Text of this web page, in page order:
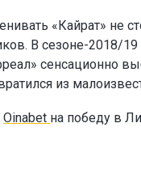
«Кайрат» не
В сезоне-2018/
сенсационно
из
Oinabet на победу в